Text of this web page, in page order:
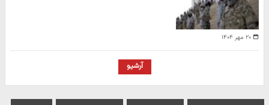
۲۰ مهر ۱۴۰۴
آرشیو